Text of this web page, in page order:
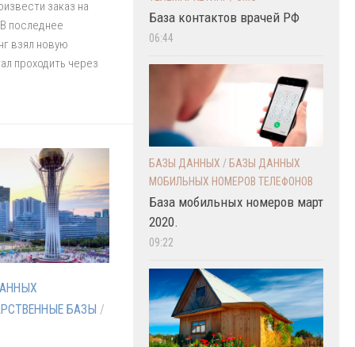
заказ на
последнее
взял новую
проходить через
БАЗЫ /
База контактов врачей РФ
06:44
БАЗЫ ДАННЫХ / БАЗЫ ДАННЫХ
МОБИЛЬНЫХ НОМЕРОВ ТЕЛЕФОНОВ
База мобильных номеров март
2020.
09:22